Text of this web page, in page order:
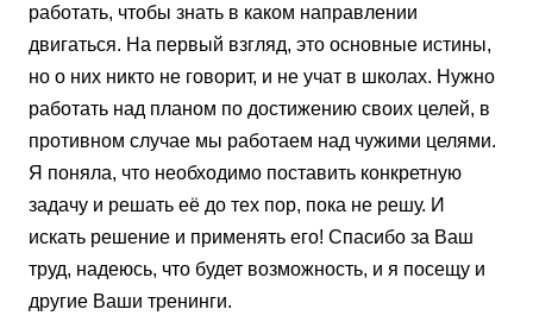
работать, чтобы знать в каком направлении
двигаться. На первый взгляд, это основные истины,
но о них никто не говорит, и не учат в школах. Нужно
работать над планом по достижению своих целей, в
противном случае мы работаем над чужими целями.
Я поняла, что необходимо поставить конкретную
задачу и решать её до тех пор, пока не решу. И
искать решение и применять его! Спасибо за Ваш
труд, надеюсь, что будет возможность, и я посещу и
другие Ваши тренинги.